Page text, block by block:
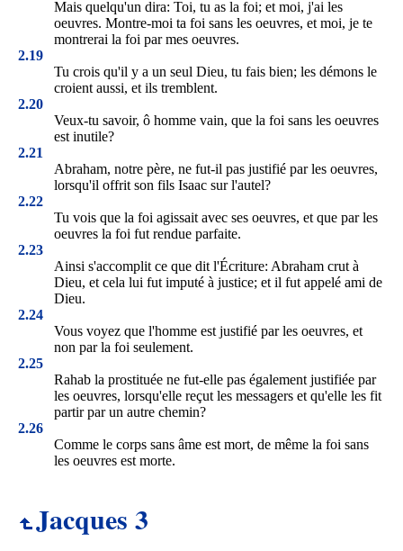
Mais quelqu'un dira: Toi, tu as la foi; et moi, j'ai les
oeuvres. Montre-moi ta foi sans les oeuvres, et moi, je te
montrerai la foi par mes oeuvres.
2.19
Tu crois qu'il y a un seul Dieu, tu fais bien; les démons le
croient aussi, et ils tremblent.
2.20
Veux-tu savoir, ô homme vain, que la foi sans les oeuvres
est inutile?
2.21
Abraham, notre père, ne fut-il pas justifié par les oeuvres,
lorsqu'il offrit son fils Isaac sur l'autel?
2.22
Tu vois que la foi agissait avec ses oeuvres, et que par les
oeuvres la foi fut rendue parfaite.
2.23
Ainsi s'accomplit ce que dit l'Écriture: Abraham crut à
Dieu, et cela lui fut imputé à justice; et il fut appelé ami de
Dieu.
2.24
Vous voyez que l'homme est justifié par les oeuvres, et
non par la foi seulement.
2.25
Rahab la prostituée ne fut-elle pas également justifiée par
les oeuvres, lorsqu'elle reçut les messagers et qu'elle les fit
partir par un autre chemin?
2.26
Comme le corps sans âme est mort, de même la foi sans
les oeuvres est morte.
Jacques 3